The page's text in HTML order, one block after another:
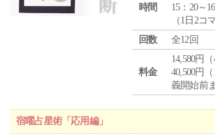
時間
15：20～
（1日2コマ
回数
全12回
料金
14,580円
40,500円
義開始前
宿曜占星術「応用編」